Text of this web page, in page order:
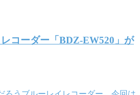
コーダー「BDZ-EW520」が